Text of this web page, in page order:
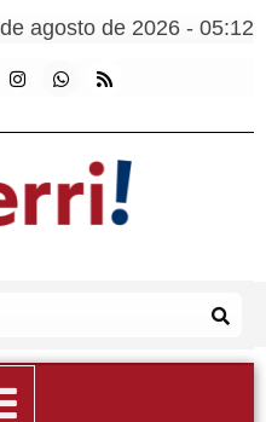
agosto de 2026 - 05:12